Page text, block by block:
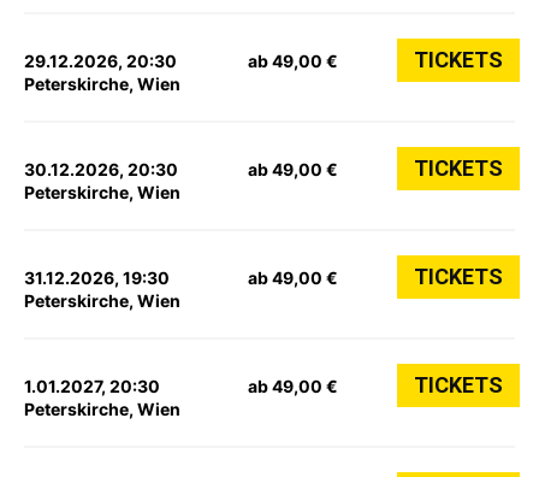
29.12.2026, 20:30
Peterskirche, Wien
ab 49,00 € TICKETS
30.12.2026, 20:30
Peterskirche, Wien
ab 49,00 € TICKETS
31.12.2026, 19:30
Peterskirche, Wien
ab 49,00 € TICKETS
1.01.2027, 20:30
Peterskirche, Wien
ab 49,00 € TICKETS